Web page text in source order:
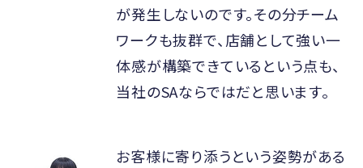
が発生しないのです。その分チーム
ワークも抜群で、店舗として強い一
体感が構築できているという点も、
当社のSAならではだと思います。
お客様に寄り添うという姿勢がある